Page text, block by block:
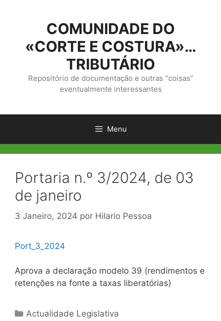
conteúdo
COMUNIDADE DO
«CORTE E COSTURA»…
TRIBUTÁRIO
Repositório de documentação e outras “coisas”
eventualmente interessantes
Menu
Portaria n.º 3/2024, de 03
de janeiro
3 Janeiro, 2024 por Hilario Pessoa
Port_3_2024
Aprova a declaração modelo 39 (rendimentos e
retenções na fonte a taxas liberatórias)
Categorias
Actualidade Legislativa